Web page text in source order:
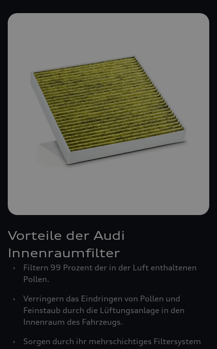
Vorteile der Audi
Innenraumfilter
›
Filtern 99 Prozent der in der Luft enthaltenen
Pollen.
›
Verringern das Eindringen von Pollen und
Feinstaub durch die Lüftungsanlage in den
Innenraum des Fahrzeugs.
›
Sorgen durch ihr mehrschichtiges Filtersystem